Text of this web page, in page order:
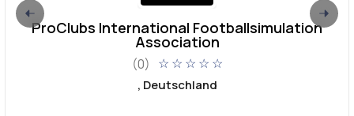
ProClubs International Footballsimulation
Association
(0) ☆ ☆ ☆ ☆ ☆
, Deutschland